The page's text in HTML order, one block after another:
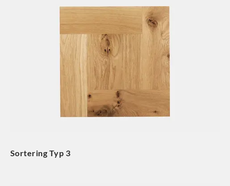
Sortering Typ 3